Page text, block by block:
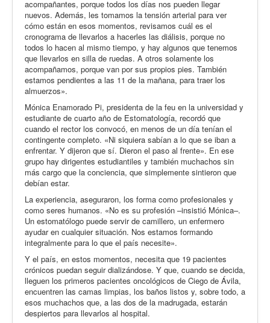
acompañantes, porque todos los días nos pueden llegar
nuevos. Además, les tomamos la tensión arterial para ver
cómo están en esos momentos, revisamos cuál es el
cronograma de llevarlos a hacerles las diálisis, porque no
todos lo hacen al mismo tiempo, y hay algunos que tenemos
que llevarlos en silla de ruedas. A otros solamente los
acompañamos, porque van por sus propios pies. También
estamos pendientes a las 11 de la mañana, para traer los
almuerzos».
Mónica Enamorado Pi, presidenta de la feu en la universidad y
estudiante de cuarto año de Estomatología, recordó que
cuando el rector los convocó, en menos de un día tenían el
contingente completo. «Ni siquiera sabían a lo que se iban a
enfrentar. Y dijeron que sí. Dieron el paso al frente». En ese
grupo hay dirigentes estudiantiles y también muchachos sin
más cargo que la conciencia, que simplemente sintieron que
debían estar.
La experiencia, aseguraron, los forma como profesionales y
como seres humanos. «No es su profesión –insistió Mónica–.
Un estomatólogo puede servir de camillero, un enfermero
ayudar en cualquier situación. Nos estamos formando
integralmente para lo que el país necesite».
Y el país, en estos momentos, necesita que 19 pacientes
crónicos puedan seguir dializándose. Y que, cuando se decida,
lleguen los primeros pacientes oncológicos de Ciego de Ávila,
encuentren las camas limpias, los baños listos y, sobre todo, a
esos muchachos que, a las dos de la madrugada, estarán
despiertos para llevarlos al hospital.